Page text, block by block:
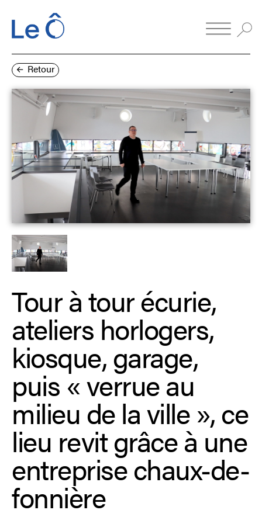
Retour
Tour à tour écurie,
ateliers horlogers,
kiosque, garage,
puis « verrue au
milieu de la ville », ce
lieu revit grâce à une
entreprise chaux-de-
fonnière